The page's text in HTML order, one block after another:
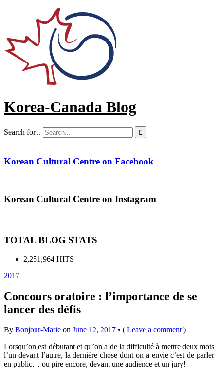
Korea-Canada Blog
Search for... 
Korean Cultural Centre on Facebook
Korean Cultural Centre on Instagram
TOTAL BLOG STATS
2,251,964 HITS
2017
Concours oratoire : l’importance de se
lancer des défis
By Bonjour-Marie on June 12, 2017 • ( Leave a comment)
Lorsqu’on est débutant et qu’on a de la difficulté à mettre deux mots
l’un devant l’autre, la dernière chose dont on a envie c’est de parler
en public… ou pire encore, devant une audience et un jury!